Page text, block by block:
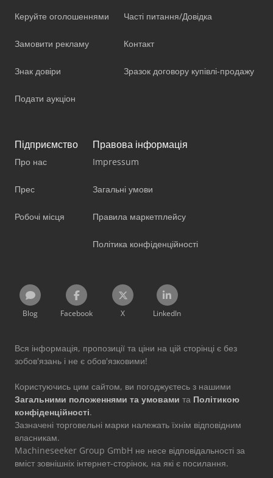
Керуйте оголошеннями
Замовити рекламу
Знак довіри
Подати аукціон
Часті питання/Довідка
Контакт
Зразок договору купівлі-продажу
Підприємство
Про нас
Прес
Робочі місця
Правова інформація
Impressum
Загальні умови
Правила маркетплейсу
Політика конфіденційності
Blog Facebook X LinkedIn
Вся інформація, пропозиції та ціни на цій сторінці є без
зобов'язань і не є обов'язковими!
Користуючись цим сайтом, ви погоджуєтесь з нашими
Загальними положеннями та умовами та Політикою
конфіденційності.
Зазначені торговельні марки належать їхнім відповідним
власникам.
Machineseeker Group GmbH не несе відповідальності за
вміст зовнішніх інтернет-сторінок, на які є посилання.